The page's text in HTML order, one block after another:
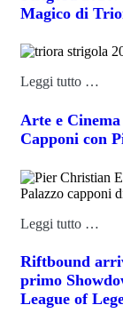
Magico di
Leggi tutto …
Arte e
Capponi con
Leggi tutto …
Riftbound
primo
League of